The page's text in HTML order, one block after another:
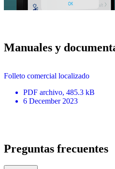
Manuales y
Folleto comercial localizado
PDF archivo, 485.3 kB
6 December 2023
Preguntas frecuentes